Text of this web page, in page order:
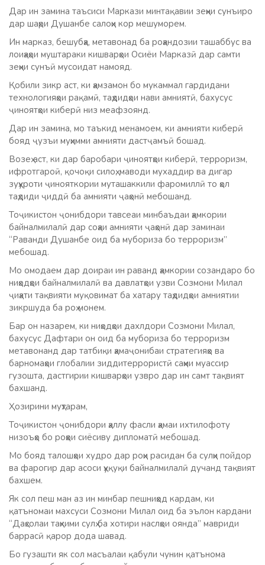
Дар ин замина таъсиси Маркази минтақавии зеҳни сунъиро
дар шаҳри Душанбе салоҳи кор мешуморем.
Ин марказ, бешубҳа, метавонад ба роҳандозии ташаббус ва
лоиҳаҳои муштараки кишварҳои Осиёи Марказӣ дар самти
зеҳни сунъӣ мусоидат намояд.
Қобили зикр аст, ки ҳамзамон бо мукаммал гардидани
технологияҳои рақамӣ, таҳдидҳои нави амниятӣ, бахусус
ҷиноятҳои киберӣ низ меафзоянд.
Дар ин замина, мо таъкид менамоем, ки амнияти киберӣ
бояд ҷузъи муҳимми амнияти дастҷамъӣ бошад.
Возеҳ аст, ки дар баробари ҷиноятҳои киберӣ, терроризм,
ифротгароӣ, қочоқи силоҳ, маводи мухаддир ва дигар
зуҳуроти ҷинояткории муташаккили фаромиллӣ то ҳол
таҳдиди ҷиддӣ ба амнияти ҷаҳонӣ мебошанд.
Тоҷикистон ҷонибдори тавсеаи минбаъдаи ҳамкории
байналмилалӣ дар соҳаи амнияти ҷаҳонӣ дар заминаи
“Раванди Душанбе оид ба мубориза бо терроризм”
мебошад.
Мо омодаем дар доираи ин раванд ҳамкории созандаро бо
ниҳодҳои байналмилалӣ ва давлатҳои узви Созмони Милал
ҷиҳати тақвияти муқовимат ба хатару таҳдидҳои амниятии
зикршуда ба роҳ монем.
Бар он назарем, ки ниҳодҳои дахлдори Созмони Милал,
бахусус Дафтари он оид ба мубориза бо терроризм
метавонанд дар татбиқи ҳамаҷонибаи стратегияҳо ва
барномаҳои глобалии зиддитеррористӣ саҳми муассир
гузошта, дастгирии кишварҳои узвро дар ин самт тақвият
бахшанд.
Ҳозирини муҳтарам,
Тоҷикистон ҷонибдори ҳаллу фасли ҳамаи ихтилофоту
низоъҳо бо роҳҳои сиёсиву дипломатӣ мебошад.
Мо бояд талошҳои худро дар роҳи расидан ба сулҳи пойдор
ва фарогир дар асоси ҳуқуқи байналмилалӣ дучанд тақвият
бахшем.
Як сол пеш ман аз ин минбар пешниҳод кардам, ки
қатъномаи махсуси Созмони Милал оид ба эълон кардани
“Даҳсолаи таҳкими сулҳ ба хотири наслҳои оянда” мавриди
баррасӣ қарор дода шавад.
Бо гузашти як сол масъалаи қабули чунин қатънома